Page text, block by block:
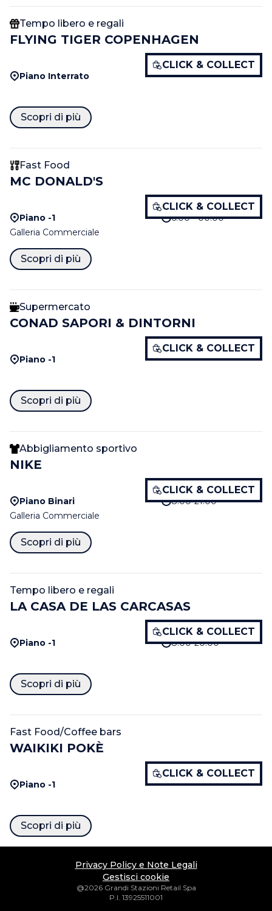
Tempo libero e regali
FLYING TIGER COPENHAGEN
CLICK & COLLECT
Piano Interrato
Scopri di più
Fast Food
MC DONALD'S
CLICK & COLLECT
Piano -1
6:00 - 00:00
Galleria Commerciale
Scopri di più
Supermercato
CONAD SAPORI & DINTORNI
CLICK & COLLECT
Piano -1
Scopri di più
Abbigliamento sportivo
NIKE
CLICK & COLLECT
Piano Binari
8.00-21.00
Galleria Commerciale
Scopri di più
Tempo libero e regali
LA CASA DE LAS CARCASAS
CLICK & COLLECT
Piano -1 8.00-20.00
Scopri di più
Fast Food/Coffee bars
WAIKIKI POKÈ
CLICK & COLLECT
Piano -1
Scopri di più
Privacy Policy e Note Legali
Gestisci cookie
@2026 Grandi Stazioni Retail Spa
P.I. 13925511001